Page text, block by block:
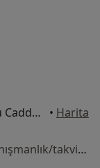
Fevzi Çakmak Mahallesi Hekimsuyu Caddesi No:26/34 Küçükköy, Gaziosmanpaşa • Harita
Bu uzman ilgili adres için online danışmanlık/takvim sunmuyor.